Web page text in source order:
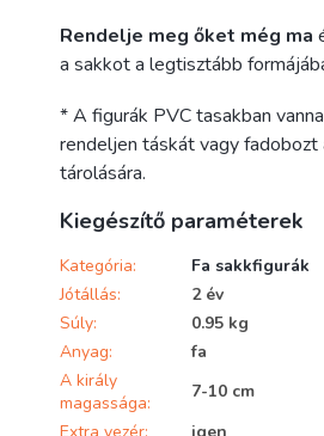
Rendelje meg őket még ma
a sakkot a legtisztább
* A figurák PVC tasakban
rendeljen táskát vagy fadobozt
tárolására.
Kiegészítő paraméterek
Kategória:
Fa sakkfigurák
Jótállás:
2 év
Súly:
0.95 kg
Anyag:
fa
A király
magassága:
7-10 cm